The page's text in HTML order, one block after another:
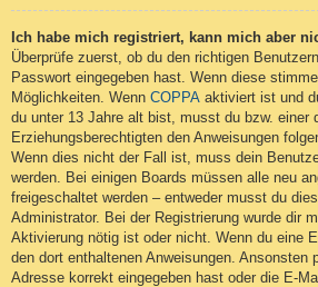
Ich habe mich registriert, kann mich aber
Überprüfe zuerst, ob du den richtigen
Passwort eingegeben hast. Wenn diese
Möglichkeiten. Wenn COPPA aktiviert ist und
du unter 13 Jahre alt bist, musst du bzw. einer
Erziehungsberechtigten den Anweisungen
Wenn dies nicht der Fall ist, muss dein
werden. Bei einigen Boards müssen alle neu
freigeschaltet werden – entweder musst du
Administrator. Bei der Registrierung wurde dir
Aktivierung nötig ist oder nicht. Wenn du eine
den dort enthaltenen Anweisungen. Ansonsten
Adresse korrekt eingegeben hast oder die E-